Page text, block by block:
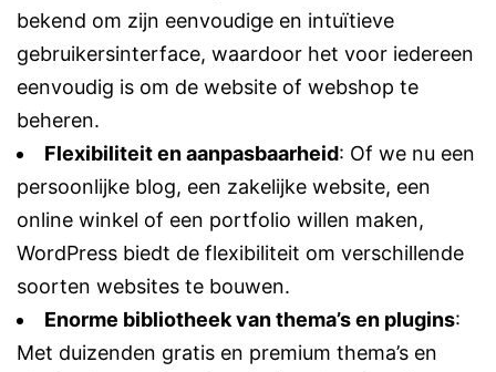
bekend om zijn eenvoudige en intuïtieve
gebruikersinterface, waardoor het voor iedereen
eenvoudig is om de website of webshop te
beheren.
Flexibiliteit en aanpasbaarheid: Of we nu een
persoonlijke blog, een zakelijke website, een
online winkel of een portfolio willen maken,
WordPress biedt de flexibiliteit om verschillende
soorten websites te bouwen.
Enorme bibliotheek van thema’s en plugins:
Met duizenden gratis en premium thema’s en